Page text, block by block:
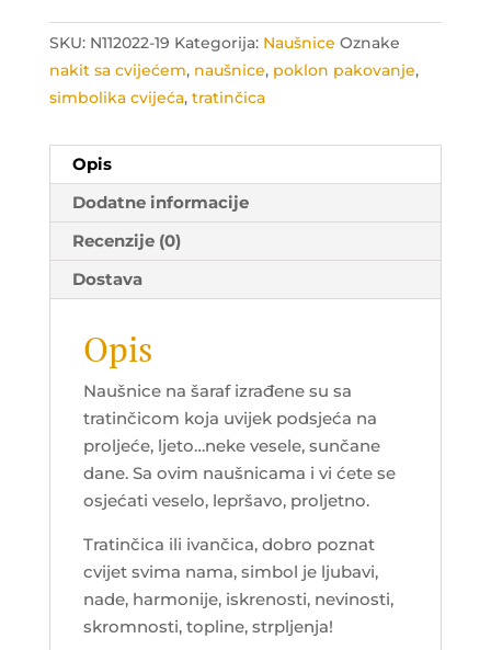
SKU: N112022-19 Kategorija: Naušnice Oznake
nakit sa cvijećem, naušnice, poklon pakovanje,
simbolika cvijeća, tratinčica
Opis
Dodatne informacije
Recenzije (0)
Dostava
Opis
Naušnice na šaraf izrađene su sa
tratinčicom koja uvijek podsjeća na
proljeće, ljeto…neke vesele, sunčane
dane. Sa ovim naušnicama i vi ćete se
osjećati veselo, lepršavo, proljetno.
Tratinčica ili ivančica, dobro poznat
cvijet svima nama, simbol je ljubavi,
nade, harmonije, iskrenosti, nevinosti,
skromnosti, topline, strpljenja!